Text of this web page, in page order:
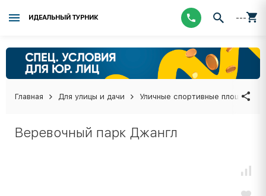
ИДЕАЛЬНЫЙ ТУРНИК ---
Главная Для улицы и дачи Уличные спортивные площадки
Веревочный парк Джангл